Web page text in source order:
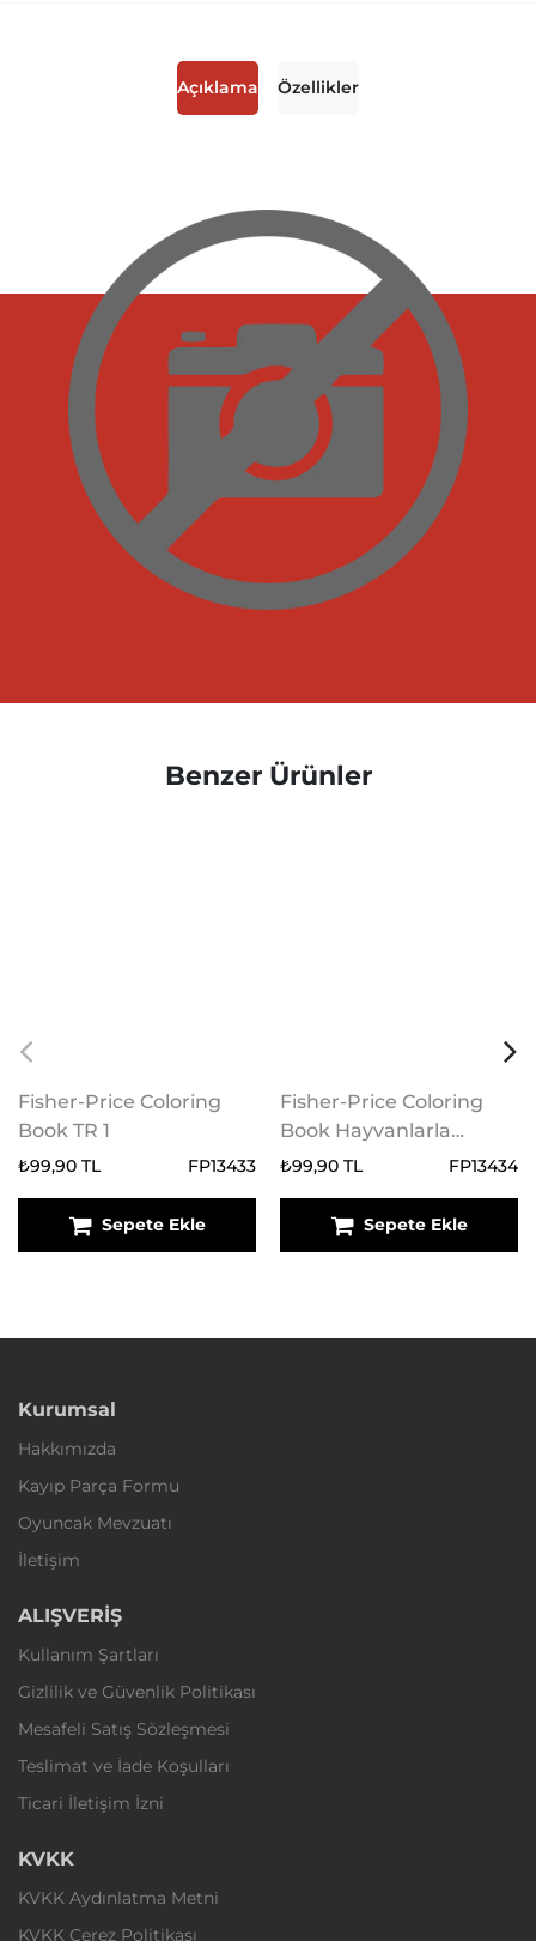
Açıklama Özellikler
Benzer Ürünler
Fisher-Price Coloring
Book TR 1
₺99,90 TL FP13433
Sepete Ekle
Fisher-Price Coloring
Book Hayvanlarla
Boyama 2
₺99,90 TL FP13434
Sepete Ekle
Kurumsal
Hakkımızda
Kayıp Parça Formu
Oyuncak Mevzuatı
İletişim
ALIŞVERİŞ
Kullanım Şartları
Gizlilik ve Güvenlik Politikası
Mesafeli Satış Sözleşmesi
Teslimat ve İade Koşulları
Ticari İletişim İzni
KVKK
KVKK Aydınlatma Metni
KVKK Çerez Politikası